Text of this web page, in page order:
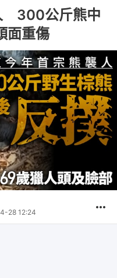
300公斤熊中
面重傷
28 12:24